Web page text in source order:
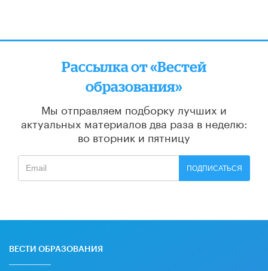
Рассылка от «Вестей
образования»
Мы отправляем подборку лучших и
актуальных материалов два раза в неделю:
во вторник и пятницу
ПОДПИСАТЬСЯ
ВЕСТИ ОБРАЗОВАНИЯ